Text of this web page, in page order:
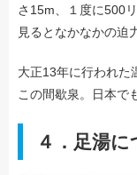
さ15m、１度に500
見るとなかなかの迫
大正13年に行われた
この間歇泉。日本で
４．足湯